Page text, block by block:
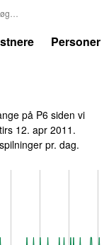
Personer
på P6 siden vi
tirs 12. apr 2011 .
pr. dag.